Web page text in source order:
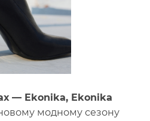
— Ekonika, Ekonika
модному сезону